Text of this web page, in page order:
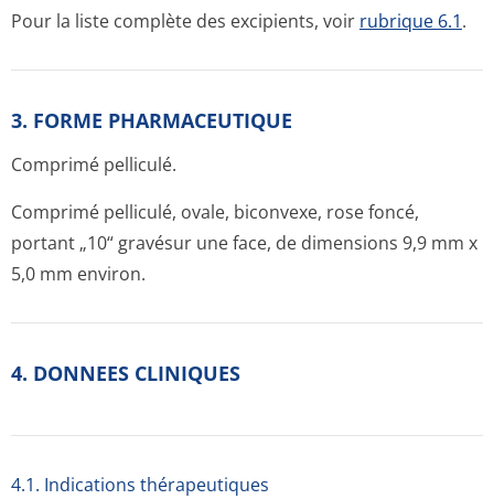
Pour la liste complète des excipients, voir rubrique 6.1.
3. FORME PHARMACEUTIQUE
Comprimé pelliculé.
Comprimé pelliculé, ovale, biconvexe, rose foncé,
portant „10“ gravésur une face, de dimensions 9,9 mm x
5,0 mm environ.
4. DONNEES CLINIQUES
4.1. Indications thérapeutiques